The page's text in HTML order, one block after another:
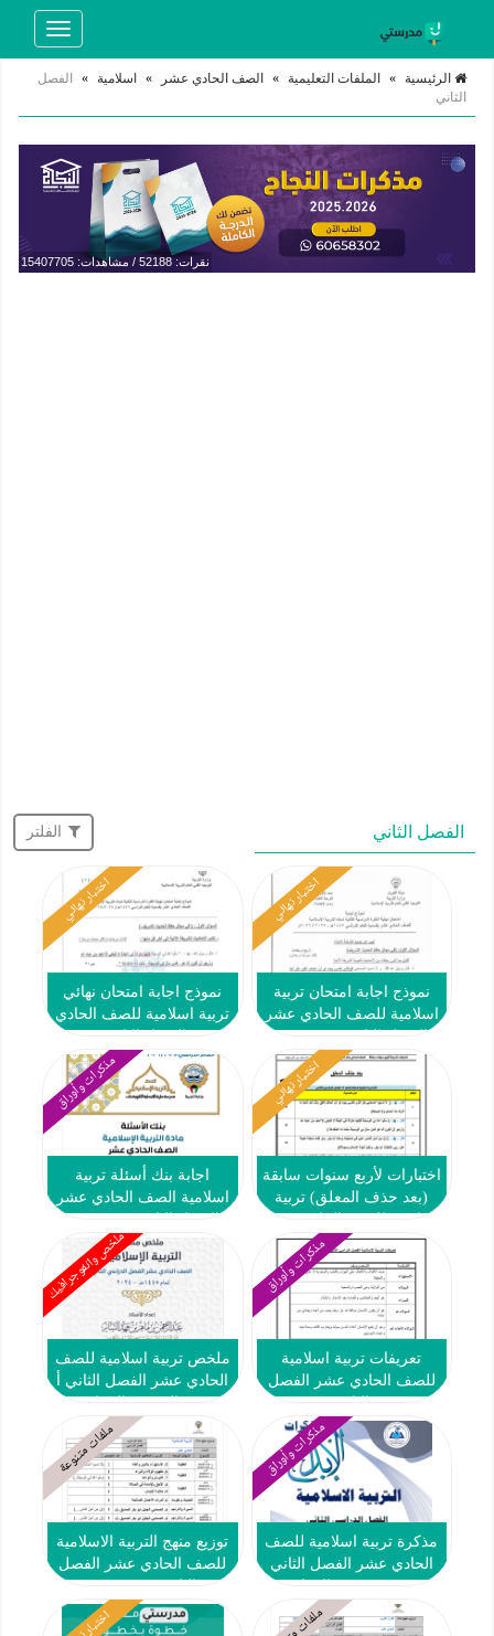
Toggle
الرئيسية » الملفات التعليمية » الصف الحادي عشر » اسلامية »
الفصل
الثاني
نقرات: 52188 / مشاهدات: 15407705
الفصل الثاني الفلتر
اختبار نهائي
نموذج اجابة امتحان تربية
اسلامية للصف الحادي عشر
اختبار نهائي
نموذج اجابة امتحان نهائي
تربية اسلامية للصف الحادي
2025
اختبار نهائي
اختبارات لأربع سنوات سابقة
(بعد حذف المعلق) تربية
الفصل الثاني أ جبر الحيدري
مذكرات وأوراق
اجابة بنك أسئلة تربية
اسلامية الصف الحادي عشر
مذكرات وأوراق
تعريفات تربية اسلامية
للصف الحادي عشر الفصل
ملخص وانفوجرافيك
ملخص تربية اسلامية للصف
الحادي عشر الفصل الثاني أ
مذكرات وأوراق
مذكرة تربية اسلامية للصف
الحادي عشر الفصل الثاني
ملفات متنوعة
توزيع منهج التربية الاسلامية
للصف الحادي عشر الفصل